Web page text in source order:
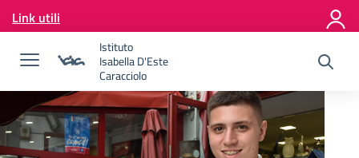
Vai ai contenuti
Vai al menu di navigazione
Link utili
Istituto
Isabella D'Este
Caracciolo